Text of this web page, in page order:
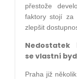
přestože
faktory stojí za
zlepšit
se vlastní
Praha již